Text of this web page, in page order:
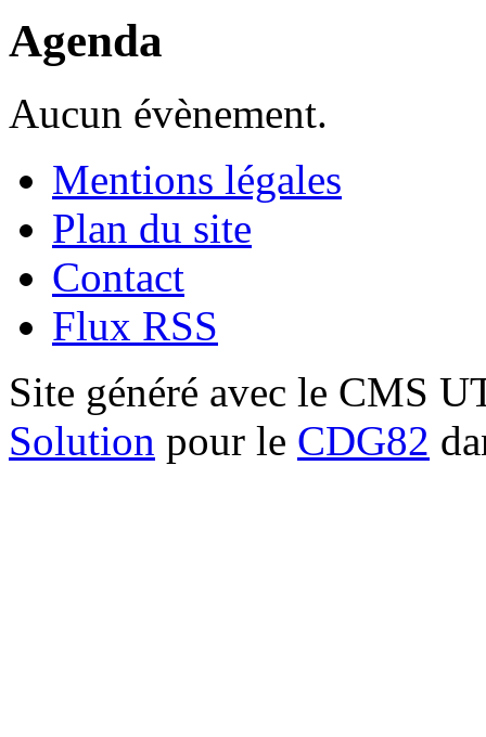
Agenda
Aucun évènement.
Mentions légales
Plan du site
Contact
Flux RSS
Site généré avec le CMS
Solution pour le CDG82